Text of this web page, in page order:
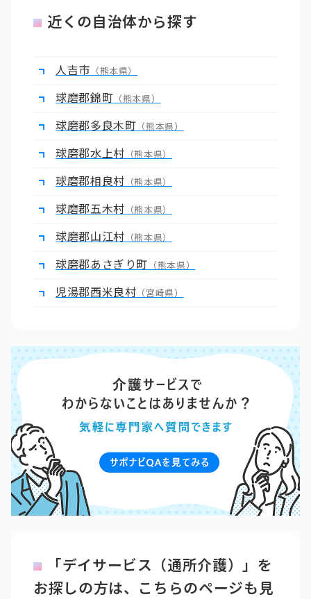
近くの自治体から探す
人吉市 （熊本県）
球磨郡錦町 （熊本県）
球磨郡多良木町 （熊本県）
球磨郡水上村 （熊本県）
球磨郡相良村 （熊本県）
球磨郡五木村 （熊本県）
球磨郡山江村 （熊本県）
球磨郡あさぎり町 （熊本県）
児湯郡西米良村 （宮崎県）
「デイサービス（通所介護）」を
お探しの方は、こちらのページも見